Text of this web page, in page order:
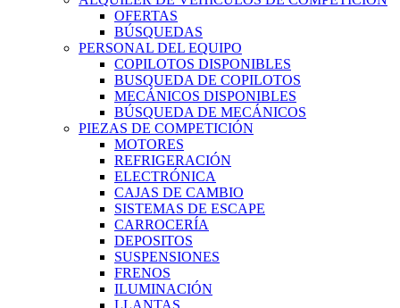
OFERTAS
BÚSQUEDAS
PERSONAL DEL EQUIPO
COPILOTOS DISPONIBLES
BUSQUEDA DE COPILOTOS
MECÁNICOS DISPONIBLES
BÚSQUEDA DE MECÁNICOS
PIEZAS DE COMPETICIÓN
MOTORES
REFRIGERACIÓN
ELECTRÓNICA
CAJAS DE CAMBIO
SISTEMAS DE ESCAPE
CARROCERÍA
DEPOSITOS
SUSPENSIONES
FRENOS
ILUMINACIÓN
LLANTAS